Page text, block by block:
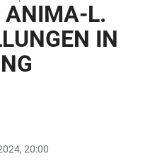
ANIMA-L.
IN
20:00